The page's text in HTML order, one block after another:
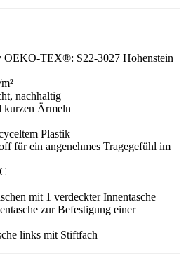
TEX®: S22-3027 Hohenstein
nachhaltig
Ärmeln
Plastik
für ein angenehmes Tragegefühl im
mit 1 verdeckter Innentasche
zur Befestigung einer
links mit Stiftfach